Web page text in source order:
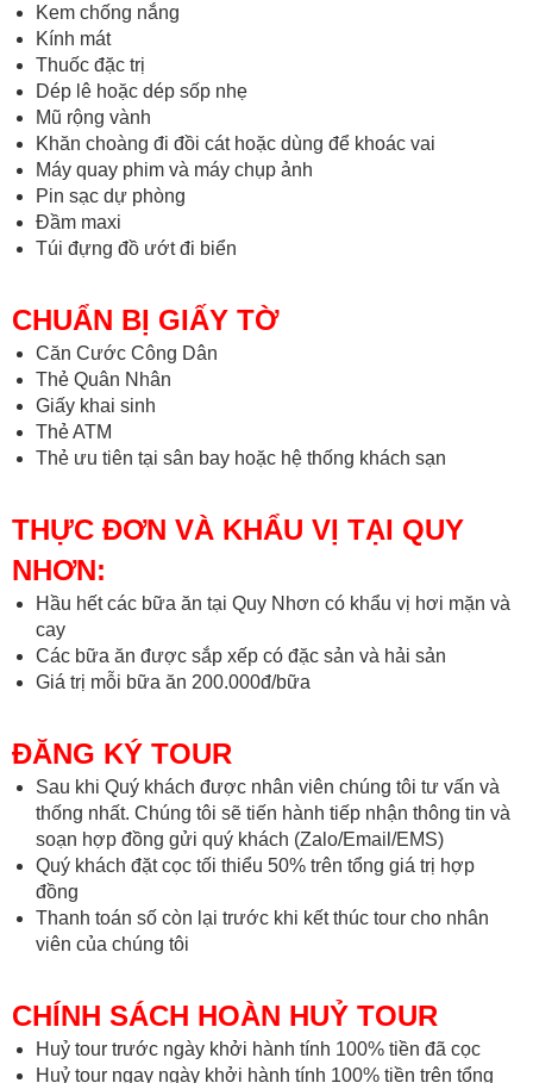
Kem chống nắng
Kính mát
Thuốc đặc trị
Dép lê hoặc dép sốp nhẹ
Mũ rộng vành
Khăn choàng đi đồi cát hoặc dùng để khoác vai
Máy quay phim và máy chụp ảnh
Pin sạc dự phòng
Đầm maxi
Túi đựng đồ ướt đi biển
CHUẨN BỊ GIẤY TỜ
Căn Cước Công Dân
Thẻ Quân Nhân
Giấy khai sinh
Thẻ ATM
Thẻ ưu tiên tại sân bay hoặc hệ thống khách sạn
THỰC ĐƠN VÀ KHẨU VỊ TẠI QUY
NHƠN:
Hầu hết các bữa ăn tại Quy Nhơn có khẩu vị hơi mặn và
cay
Các bữa ăn được sắp xếp có đặc sản và hải sản
Giá trị mỗi bữa ăn 200.000đ/bữa
ĐĂNG KÝ TOUR
Sau khi Quý khách được nhân viên chúng tôi tư vấn và
thống nhất. Chúng tôi sẽ tiến hành tiếp nhận thông tin và
soạn hợp đồng gửi quý khách (Zalo/Email/EMS)
Quý khách đặt cọc tối thiểu 50% trên tổng giá trị hợp
đồng
Thanh toán số còn lại trước khi kết thúc tour cho nhân
viên của chúng tôi
CHÍNH SÁCH HOÀN HUỶ TOUR
Huỷ tour trước ngày khởi hành tính 100% tiền đã cọc
Huỷ tour ngay ngày khởi hành tính 100% tiền trên tổng